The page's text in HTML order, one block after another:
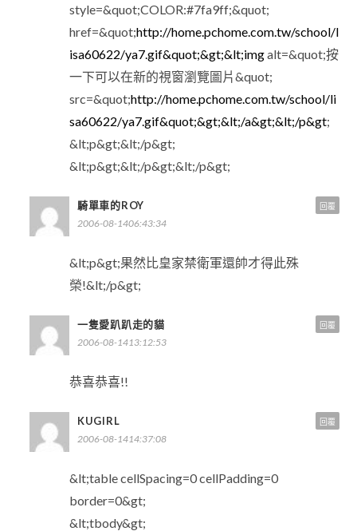
style=&quot;COLOR:#7fa9ff;&quot;
href=&quot;http://home.pchome.com.tw/school/l
isa60622/ya7.gif&quot;&gt;&lt;imgalt=&quot;按
一下可以在新的視窗瀏覽圖片&quot;
src=&quot;http://home.pchome.com.tw/school/li
sa60622/ya7.gif&quot;&gt;&lt;/a&gt;&lt;/p&gt;
&lt;p&gt;&lt;/p&gt;
&lt;p&gt;&lt;/p&gt;&lt;/p&gt;
騎單車的ROY
2006-08-1406:43:34
&lt;p&gt;果然比皇家禁衛軍還帥才得此殊
榮!&lt;/p&gt;
回覆
一隻愛趴趴走的貓
2006-08-1413:12:53
恭喜恭喜!!
回覆
KUGIRL
2006-08-1414:37:08
&lt;table cellSpacing=0 cellPadding=0
border=0&gt;
&lt;tbody&gt;
回覆